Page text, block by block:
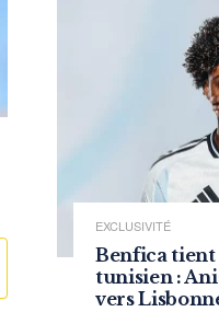
EXCLUSIVITÉ
Benfica tient
tunisien :
vers